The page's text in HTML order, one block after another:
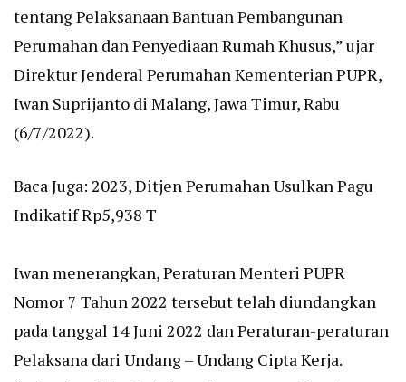
tentang Pelaksanaan Bantuan Pembangunan
Perumahan dan Penyediaan Rumah Khusus,” ujar
Direktur Jenderal Perumahan Kementerian PUPR,
Iwan Suprijanto di Malang, Jawa Timur, Rabu
(6/7/2022).
Baca Juga: 2023, Ditjen Perumahan Usulkan Pagu
Indikatif Rp5,938 T
Iwan menerangkan, Peraturan Menteri PUPR
Nomor 7 Tahun 2022 tersebut telah diundangkan
pada tanggal 14 Juni 2022 dan Peraturan-peraturan
Pelaksana dari Undang – Undang Cipta Kerja.